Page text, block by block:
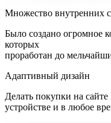
Множество внутренних
Было создано огромное
которых
проработан до
Адаптивный дизайн
Делать покупки на
устройстве и в любое